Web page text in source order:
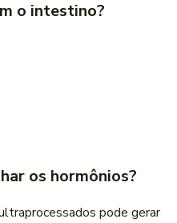
o intestino?
os hormônios?
pode gerar